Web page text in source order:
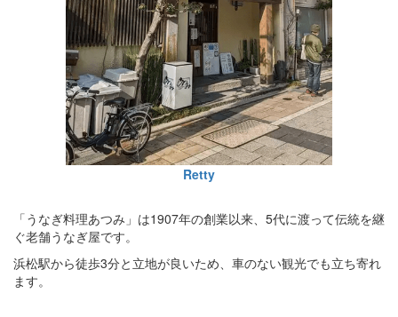
Retty
「うなぎ料理あつみ」は1907年の創業以来、5代に渡って伝統を継
ぐ老舗うなぎ屋です。
浜松駅から徒歩3分と立地が良いため、車のない観光でも立ち寄れ
ます。